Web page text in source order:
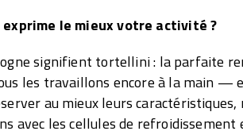
le mieux votre activité ?
signifient tortellini : la parfaite
les travaillons encore à la main —
au mieux leurs caractéristiques,
avec les cellules de refroidissement